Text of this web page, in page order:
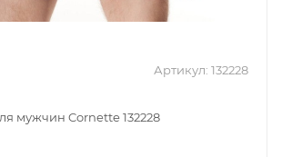
Артикул: 132228
мужчин Cornette 132228